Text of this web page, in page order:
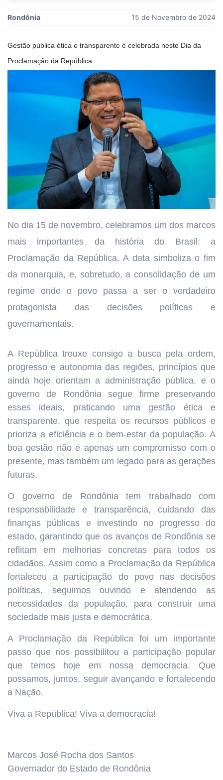
Rondônia 15 de Novembro de 2024
Gestão pública ética e transparente é celebrada neste Dia da
Proclamação da República
No dia 15 de novembro, celebramos um dos marcos
mais importantes da história do Brasil: a
Proclamação da República. A data simboliza o fim
da monarquia, e, sobretudo, a consolidação de um
regime onde o povo passa a ser o verdadeiro
protagonista das decisões políticas e
governamentais.
A República trouxe consigo a busca pela ordem,
progresso e autonomia das regiões, princípios que
ainda hoje orientam a administração pública, e o
governo de Rondônia segue firme preservando
esses ideais, praticando uma gestão ética e
transparente, que respeita os recursos públicos e
prioriza a eficiência e o bem-estar da população. A
boa gestão não é apenas um compromisso com o
presente, mas também um legado para as gerações
futuras.
O governo de Rondônia tem trabalhado com
responsabilidade e transparência, cuidando das
finanças públicas e investindo no progresso do
estado, garantindo que os avanços de Rondônia se
reflitam em melhorias concretas para todos os
cidadãos. Assim como a Proclamação da República
fortaleceu a participação do povo nas decisões
políticas, seguimos ouvindo e atendendo as
necessidades da população, para construir uma
sociedade mais justa e democrática.
A Proclamação da República foi um importante
passo que nos possibilitou a participação popular
que temos hoje em nossa democracia. Que
possamos, juntos, seguir avançando e fortalecendo
a Nação.
Viva a República! Viva a democracia!
Marcos José Rocha dos Santos
Governador do Estado de Rondônia